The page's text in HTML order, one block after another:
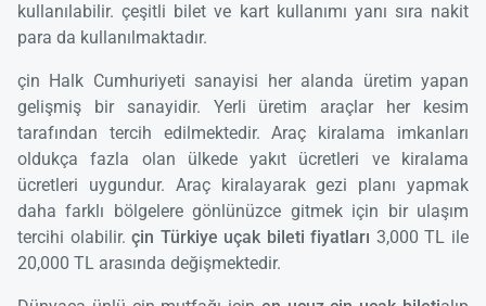
kullanılabilir. çeşitli bilet ve kart kullanımı yanı sıra nakit
para da kullanılmaktadır.
çin Halk Cumhuriyeti sanayisi her alanda üretim yapan
gelişmiş bir sanayidir. Yerli üretim araçlar her kesim
tarafından tercih edilmektedir. Araç kiralama imkanları
oldukça fazla olan ülkede yakıt ücretleri ve kiralama
ücretleri uygundur. Araç kiralayarak gezi planı yapmak
daha farklı bölgelere gönlünüzce gitmek için bir ulaşım
tercihi olabilir.çin Türkiye uçak bileti fiyatları 3,000 TL ile
20,000 TL arasında değişmektedir.